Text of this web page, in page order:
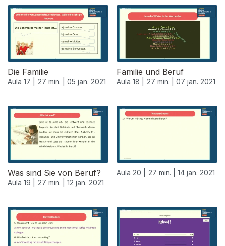
Die Familie
Aula 17 | 27 min. | 05 jan. 2021
Familie und Beruf
Aula 18 | 27 min. | 07 jan. 2021
Was sind Sie von Beruf?
Aula 19 | 27 min. | 12 jan. 2021
Aula 20 | 27 min. | 14 jan. 2021